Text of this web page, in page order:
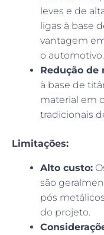
leves e de
ligas à base
vantagem
o automotivo.
Redução de
à base de
material em
tradicionais
Limitações:
Alto custo:
são
pós
do projeto.